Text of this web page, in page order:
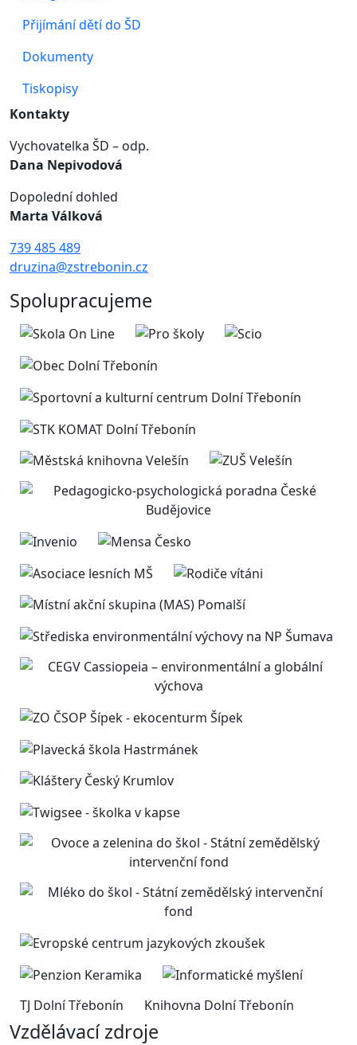
Přijímání dětí do ŠD
Dokumenty
Tiskopisy
Kontakty
Vychovatelka ŠD – odp.
Dana Nepivodová
Dopolední dohled
Marta Válková
739 485 489
druzina@zstrebonin.cz
Spolupracujeme
TJ Dolní Třebonín Knihovna Dolní Třebonín
Vzdělávací zdroje